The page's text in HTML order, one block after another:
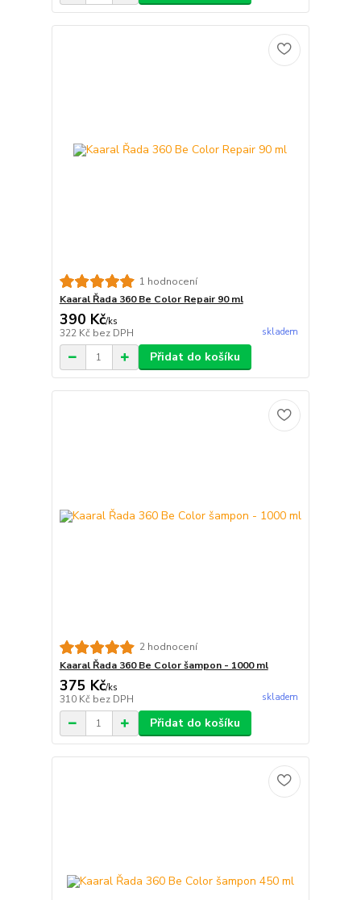
1 hodnocení
Kaaral Řada 360 Be Color Repair 90 ml
390 Kč/ks
322 Kč bez DPH skladem
Přidat do košíku
2 hodnocení
Kaaral Řada 360 Be Color šampon - 1000 ml
375 Kč/ks
310 Kč bez DPH skladem
Přidat do košíku